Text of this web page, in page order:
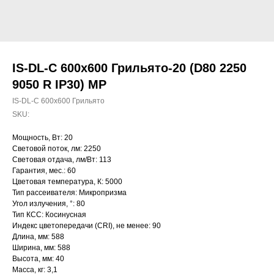
IS-DL-C 600х600 Грильято-20 (D80 2250
9050 R IP30) MP
IS-DL-C 600х600 Грильято
SKU:
Мощность, Вт: 20
Световой поток, лм: 2250
Световая отдача, лм/Вт: 113
Гарантия, мес.: 60
Цветовая температура, К: 5000
Тип рассеивателя: Микропризма
Угол излучения, °: 80
Тип КСС: Косинусная
Индекс цветопередачи (CRI), не менее: 90
Длина, мм: 588
Ширина, мм: 588
Высота, мм: 40
Масса, кг: 3,1